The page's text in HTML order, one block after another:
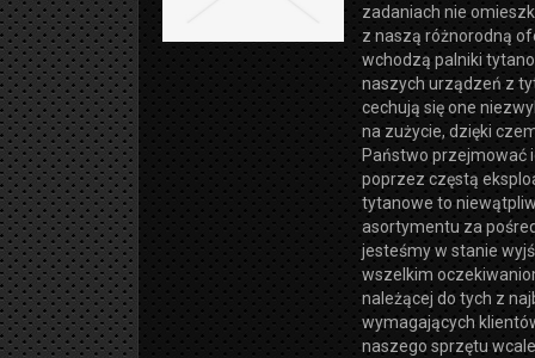
zadaniach nie
z naszą różnorodną
wchodzą palniki
naszych urządzeń z
cechują się one
na zużycie, dzięki
Państwo przejmować
poprzez częstą
tytanowe to
asortymentu za
jesteśmy w stanie
wszelkim
należącej do tych z
wymagających
naszego sprzętu